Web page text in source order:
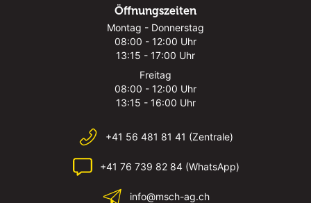
Öffnungszeiten
Montag - Donnerstag
08:00 - 12:00 Uhr
13:15 - 17:00 Uhr
Freitag
08:00 - 12:00 Uhr
13:15 - 16:00 Uhr
+41 56 481 81 41 (Zentrale)
+41 76 739 82 84 (WhatsApp)
info@msch-ag.ch